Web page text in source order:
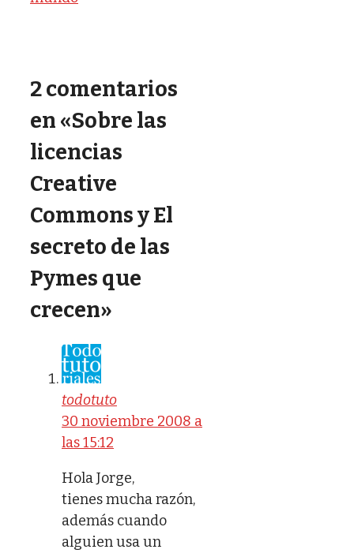
2 comentarios
en «Sobre las
licencias
Creative
Commons y El
secreto de las
Pymes que
crecen»
todotuto
30 noviembre 2008 a
las 15:12
Hola Jorge,
tienes mucha razón,
además cuando
alguien usa un